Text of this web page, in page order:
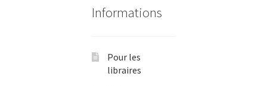
Informations
Pour les
libraires